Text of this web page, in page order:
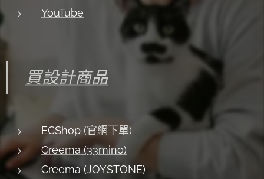
YouTube
買設計商品
ECShop (官網下單)
Creema (33mino)
Creema (JOYSTONE)